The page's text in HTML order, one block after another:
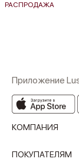
РАСПРОДАЖА
Приложение
КОМПАНИЯ
ПОКУПАТЕЛЯМ